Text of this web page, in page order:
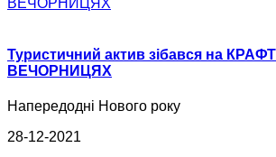
Туристичний актив зібався на
ВЕЧОРНИЦЯХ
Напередодні Нового року
28-12-2021